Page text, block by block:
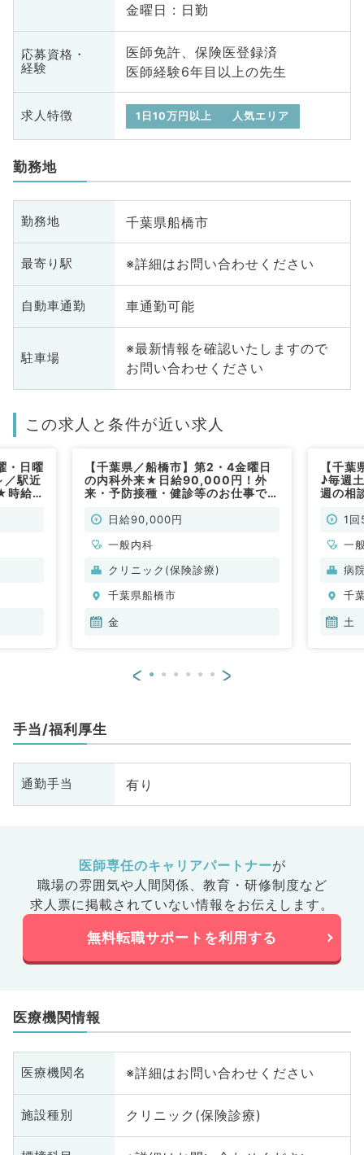
金曜日 : 日勤
応募資格・
経験
医師免許、保険医登録済
医師経験6年目以上の先生
求人特徴 1日10万円以上 人気エリア
勤務地
勤務地 千葉県船橋市
最寄り駅 ※詳細はお問い合わせください
自動車通勤 車通勤可能
駐車場
※最新情報を確認いたしますので
お問い合わせください
この求人と条件が近い求人
・日曜
／駅近
時給
【千葉県／船橋市】第2・4金曜日
の内科外来★日給90,000円！外
来・予防接種・健診等のお仕事です
日給90,000円
一般内科
クリニック(保険診療)
千葉県船橋市
金
【千
♪毎週
週の相
泌代
1
一
病
千
土
< >
手当/福利厚生
通勤手当 有り
医師専任のキャリアパートナーが
職場の雰囲気や人間関係、 教育・研修制度など
求人票に掲載されていない情報をお伝えします。
無料転職サポートを利用する
医療機関情報
医療機関名 ※詳細はお問い合わせください
施設種別 クリニック(保険診療)